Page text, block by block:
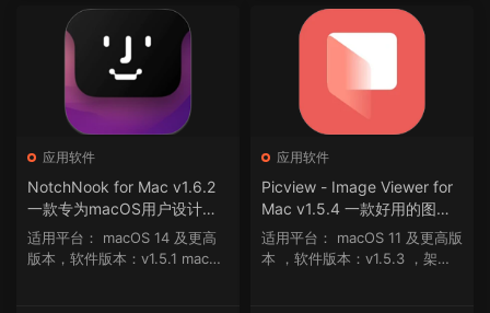
应用软件
NotchNook for Mac v1.6.2
一款专为macOS用户设计的
应用程序
适用平台： macOS 14 及更高
版本，软件版本：v1.5.1 macOS
应用软件
Picview - Image Viewer for
Mac v1.5.4 一款好用的图片
浏览器
适用平台： macOS 11 及更高版
本 ，软件版本：v1.5.3 ，架